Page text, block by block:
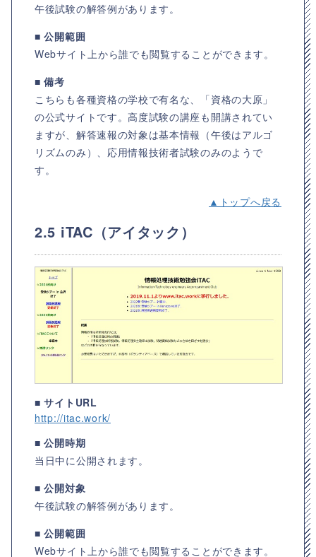
午後試験の解答例があります。
■ 公開範囲
Webサイト上から誰でも閲覧することができます。
■ 備考
こちらも各種資格の学校で有名な、「資格の大原」
の公式サイトです。高度試験の講座も開講されてい
ますが、解答速報の対象は基本情報（午後はアルゴ
リズムのみ）、応用情報技術者試験のみのようで
す。
▲トップへ戻る
2.5 iTAC（アイタック）
■ サイトURL
http://itac.work/
■ 公開時期
当日中に公開されます。
■ 公開対象
午後試験の解答例があります。
■ 公開範囲
Webサイト上から誰でも閲覧することができます。